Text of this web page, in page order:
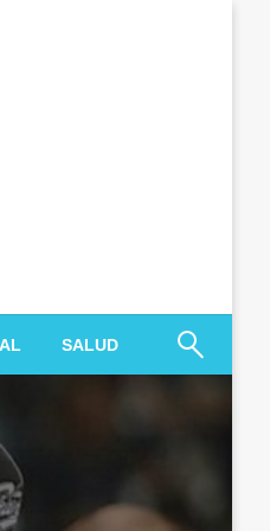
SALUD